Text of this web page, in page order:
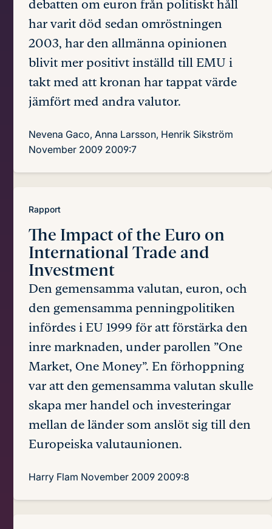
debatten om euron från politiskt håll
har varit död sedan omröstningen
2003, har den allmänna opinionen
blivit mer positivt inställd till EMU i
takt med att kronan har tappat värde
jämfört med andra valutor.
Nevena Gaco, Anna Larsson, Henrik Sikström
November 2009 2009:7
Rapport
The Impact of the Euro on
International Trade and
Investment
Den gemensamma valutan, euron, och
den gemensamma penningpolitiken
infördes i EU 1999 för att förstärka den
inre marknaden, under parollen ”One
Market, One Money”. En förhoppning
var att den gemensamma valutan skulle
skapa mer handel och investeringar
mellan de länder som anslöt sig till den
Europeiska valutaunionen.
Harry Flam November 2009 2009:8